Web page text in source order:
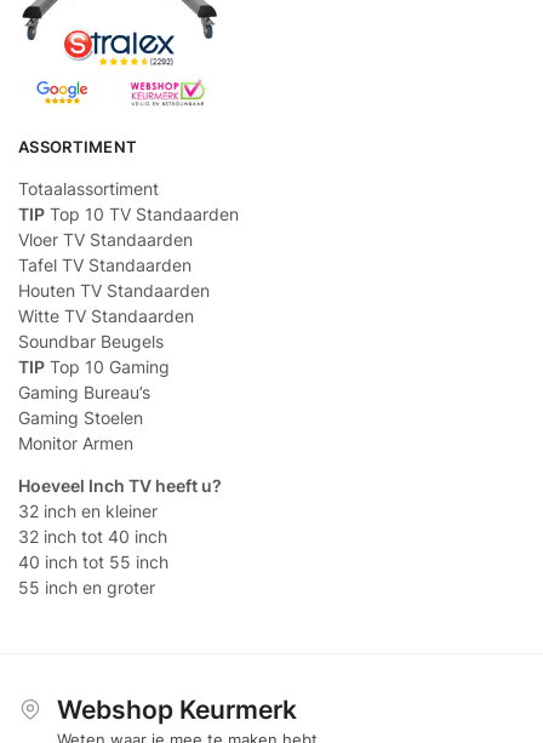
ASSORTIMENT
Totaalassortiment
TIP Top 10 TV Standaarden
Vloer TV Standaarden
Tafel TV Standaarden
Houten TV Standaarden
Witte TV Standaarden
Soundbar Beugels
TIP Top 10 Gaming
Gaming Bureau’s
Gaming Stoelen
Monitor Armen
Hoeveel Inch TV heeft u?
32 inch en kleiner
32 inch tot 40 inch
40 inch tot 55 inch
55 inch en groter
Webshop Keurmerk
Weten waar je mee te maken hebt